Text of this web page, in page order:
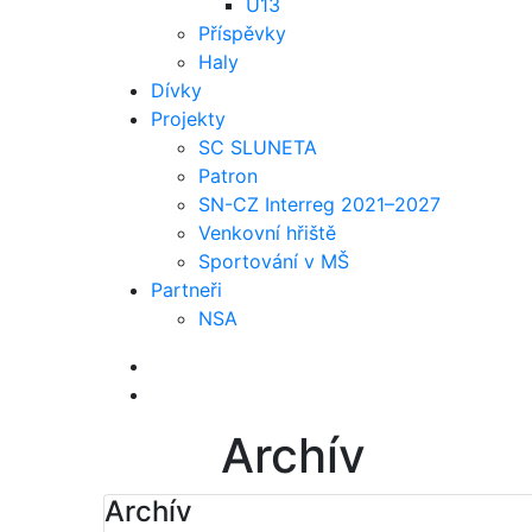
U13
Příspěvky
Haly
Dívky
Projekty
SC SLUNETA
Patron
SN-CZ Interreg 2021–2027
Venkovní hřiště
Sportování v MŠ
Partneři
NSA
Archív
Archív